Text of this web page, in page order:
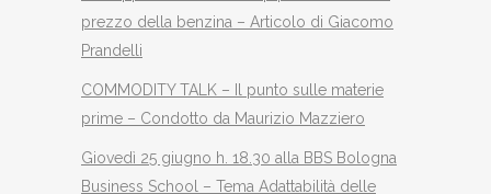
prezzo della benzina – Articolo di Giacomo
Prandelli
COMMODITY TALK – Il punto sulle materie
prime – Condotto da Maurizio Mazziero
Giovedì 25 giugno h. 18.30 alla BBS Bologna
Business School – Tema Adattabilità delle